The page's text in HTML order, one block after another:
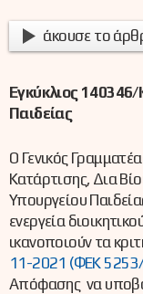
άκουσε το
Εγκύκλιος
Παιδείας
Ο Γενικός
Κατάρτισης, Δια
Υπουργείου
ενεργεία
ικανοποιούν τα
11-2021 (ΦΕΚ
Απόφασης να